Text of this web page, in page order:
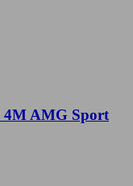
4M AMG Sport